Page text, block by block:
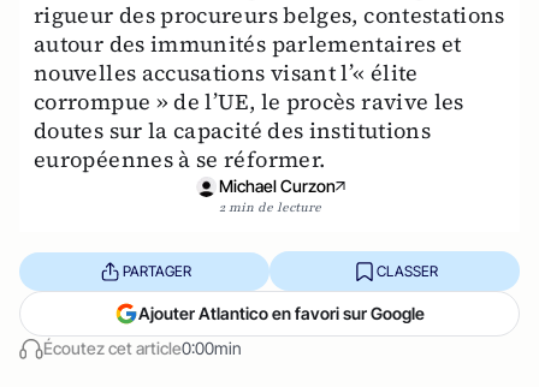
rigueur des procureurs belges, contestations
autour des immunités parlementaires et
nouvelles accusations visant l’« élite
corrompue » de l’UE, le procès ravive les
doutes sur la capacité des institutions
européennes à se réformer.
Michael Curzon
2 min de lecture
Écoutez cet article0:00min
PARTAGER CLASSER
Ajouter Atlantico en favori sur Google